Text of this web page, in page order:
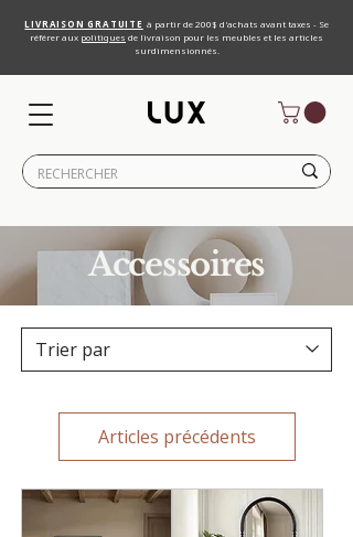
LIVRAISON GRATUITE à partir de 200$ d'achats avant taxes - Se
référer aux politiques de livraison pour les meubles et les articles
surdimensionnés.
Accessoires
Articles précédents